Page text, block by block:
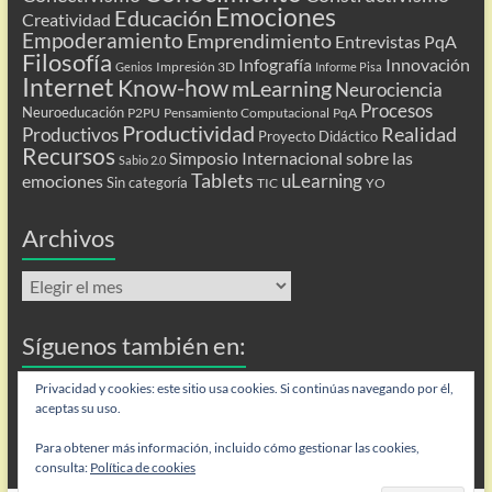
Creatividad Educación Emociones
Empoderamiento Emprendimiento Entrevistas PqA
Filosofía Genios Impresión 3D Infografía Informe Pisa Innovación
Internet Know-howmLearning Neurociencia
Neuroeducación P2PU Pensamiento Computacional PqA Procesos
Productivos Productividad Proyecto Didáctico Realidad
Recursos Sabio 2.0 Simposio Internacional sobre las
emociones Sin categoría Tablets TIC uLearning YO
Archivos
Archivos
Síguenos también en:
Flip
Privacidad y cookies: este sitio usa cookies. Si continúas navegando por él,
aceptas su uso.
Para obtener más información, incluido cómo gestionar las cookies,
consulta: Política de cookies